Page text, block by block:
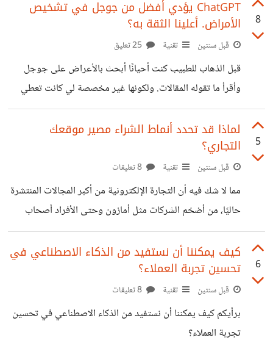
أرسلته. وهذه البصمة أو المصطلح الأكثر استخدامًا Digital
footprint باقية في معالجات المواقع المختلفة حتى بعد وفاتنا
وربما أبعد من ذلك. هذه البصمة قد تقول عنا أشياء لسنا واعين
بها كفاية وقد تكون قريبة جدًا من شخصياتنا أو حتى بعيدة عنها
حسب الجزء الذي نعرضه عن
8
ChatGPT يؤدي أفضل من جوجل في تشخيص
الأمراض. أعلينا الثقة به؟
قبل سنتين تقنية
قبل الذهاب للطبيب كنت أحيانًا أبحث بالأعراض على جوجل
وأقرأ ما تقوله المقالات. ولكونها غير مخصصة لي كانت تعطي
نتائج عامة بها مقدار كبير من الأمراض من العادية وحتى
الخطيرة لنفس العَرَض. بعد ظهور النماذج اللغوية وخاصة
ومخصوصة لما وصفته، كما أن النسخة الجديدة التي تستقبل
الصور تمكنت من شرح إحدى التحاليل بشكل دقيق وأعطتني
صورة كاملة عن كل نتيجة في التحليل وماذا أفعل لأحسنها!
5
لماذا قد تحدد أنماط الشراء مصير موقعك
التجاري؟
قبل سنتين تقنية
مما لا شك فيه أن التجارة الإلكترونية من أكبر المجالات المنتشرة
حاليًا، من أضخم الشركات مثل أمازون وحتى الأفراد أصحاب
المتاجر الصغيرة أو المنتج الواحد. ولكن هل لاحظتم اختلاف
الأنماط الشرائية بين بلد وأخر وبين مناسبة وأخرى؟ في تقارير
نشرت مؤخرًا تحلل الأنماط الشرائية للمستخدمين، نعلم الآن أن
أفراد البلد الواحد يميلون لعادات شرائية مشابهة، فمثلًا اكتشفت
أحد الشركات أن متاجرها الإلكترونية في اليابان غير مستقرة
وبها الكثير من الشكاوي، والسبب الذي اكتشفوه أن معظم الزوار
6
كيف يمكننا أن نستفيد من الذكاء الاصطناعي في
تحسين تجربة العملاء؟
قبل سنتين تقنية
برأيكم كيف يمكننا أن نستفيد من الذكاء الاصطناعي في تحسين
تجربة العملاء؟